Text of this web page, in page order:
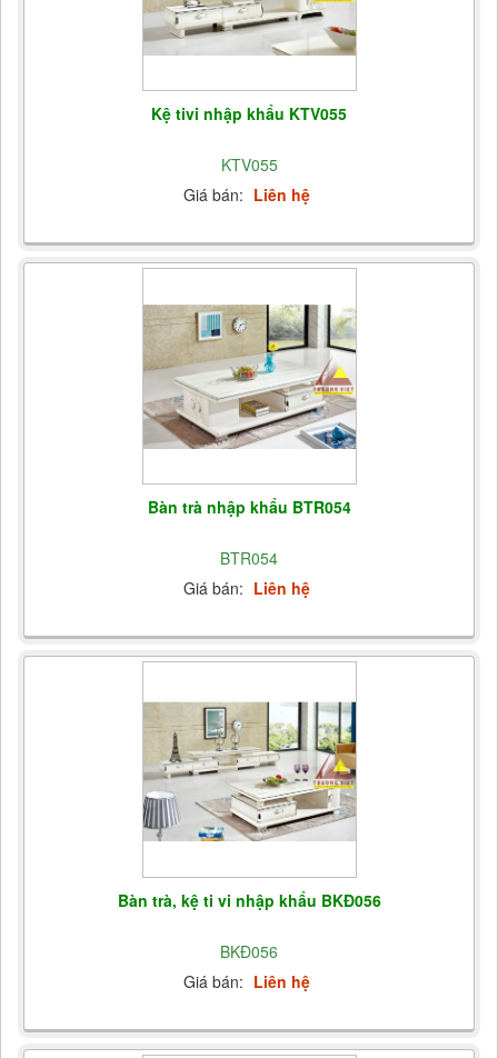
Kệ tivi nhập khẩu KTV055
KTV055
Giá bán: Liên hệ
Bàn trà nhập khẩu BTR054
BTR054
Giá bán: Liên hệ
Bàn trà, kệ ti vi nhập khẩu BKĐ056
BKĐ056
Giá bán: Liên hệ